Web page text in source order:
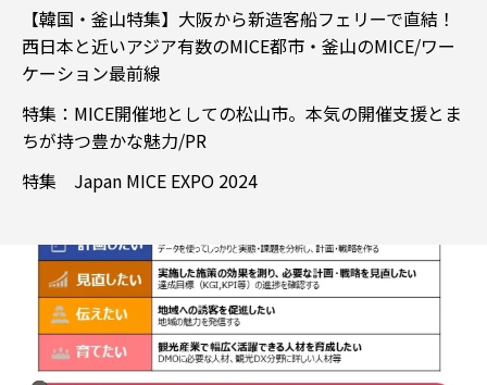
【韓国・釜山特集】大阪から新造客船フェリーで直結！
西日本と近いアジア有数のMICE都市・釜山のMICE/ワー
ケーション最前線
特集：MICE開催地としての松山市。本気の開催支援とま
ちが持つ豊かな魅力/PR
特集 Japan MICE EXPO 2024